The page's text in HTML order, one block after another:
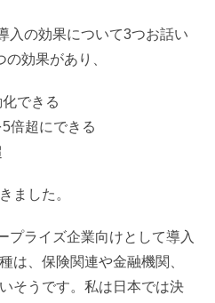
入の効果について3つお話い
効果があり、
できる
倍超にできる
ました。
プライズ企業向けとして導入
は、保険関連や金融機関、
そうです。私は日本では決